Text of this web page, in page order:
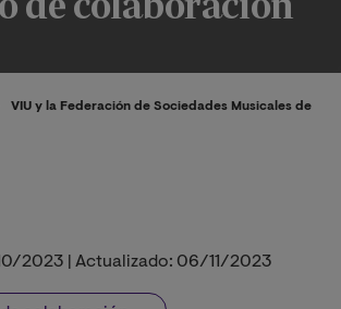
VIU y la Federación de Sociedades Musicales de la
2023 Actualizado: 06/11/2023